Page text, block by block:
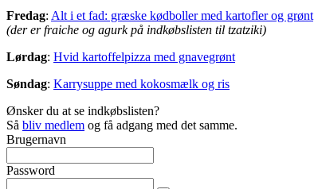
Fredag: Alt i et fad: græske kødboller med kartofler og grønt
(der er fraiche og agurk på indkøbslisten til tzatziki)
Lørdag: Hvid kartoffelpizza med gnavegrønt
Søndag: Karrysuppe med kokosmælk og ris
Ønsker du at se indkøbslisten?
Så bliv medlem og få adgang med det samme.
Brugernavn
Password